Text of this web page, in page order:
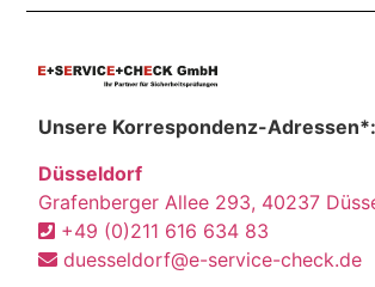
Unsere Korrespondenz-Adressen*:
Düsseldorf
Grafenberger Allee 293, 40237
+49 (0)211 616 634 83
duesseldorf@e-service-check.de